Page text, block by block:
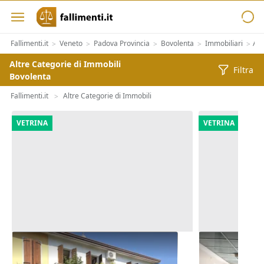
Fallimenti.it > Veneto > Padova Provincia > Bovolenta > Immobiliari >
Altre Categorie di Immobili
Bovolenta
Filtra
Fallimenti.it > Altre Categorie di Immobili
VETRINA
Asta Abitazione cielo terra con
cortile e cantina
VETRINA
Asta